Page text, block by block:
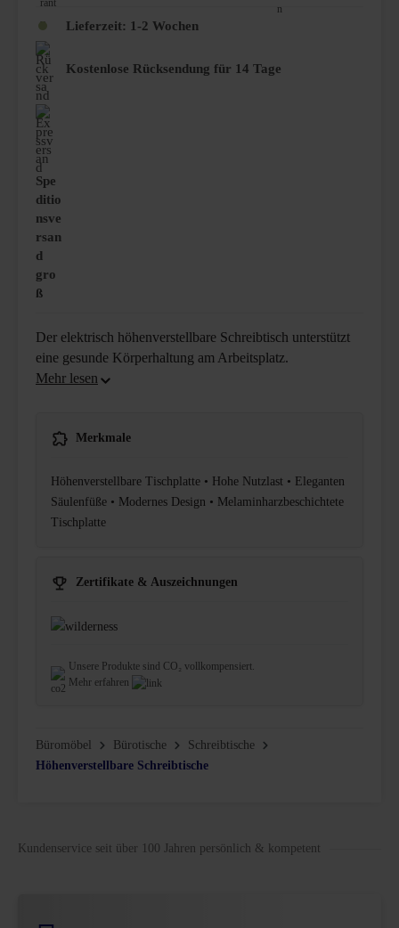
Lieferzeit: 1-2 Wochen
Kostenlose Rücksendung für 14 Tage
Spe
ditio
nsve
rsan
d
gro
ß
Der elektrisch höhenverstellbare Schreibtisch unterstützt
eine gesunde Körperhaltung am Arbeitsplatz.
Merkmale
Höhenverstellbare Tischplatte • Hohe Nutzlast • Eleganten
Säulenfüße • Modernes Design • Melaminharzbeschichtete
Tischplatte
Zertifikate & Auszeichnungen
Unsere Produkte sind CO₂ vollkompensiert.
Mehr erfahren
Büromöbel Bürotische
Schreibtische
Höhenverstellbare Schreibtische
Kundenservice seit über 100 Jahren persönlich & kompetent